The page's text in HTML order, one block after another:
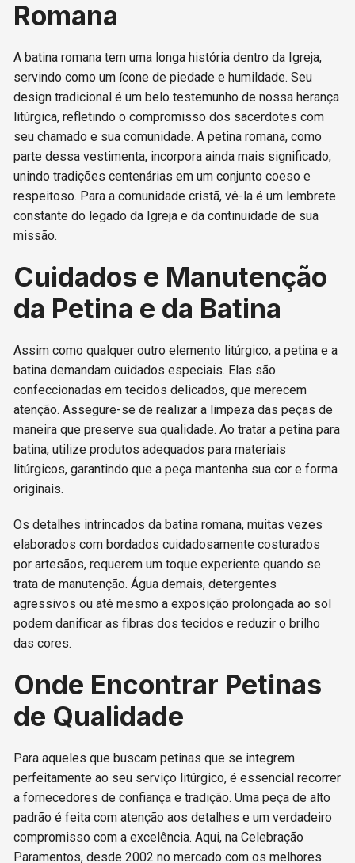
Romana
A batina romana tem uma longa história dentro da Igreja,
servindo como um ícone de piedade e humildade. Seu
design tradicional é um belo testemunho de nossa herança
litúrgica, refletindo o compromisso dos sacerdotes com
seu chamado e sua comunidade. A petina romana, como
parte dessa vestimenta, incorpora ainda mais significado,
unindo tradições centenárias em um conjunto coeso e
respeitoso. Para a comunidade cristã, vê-la é um lembrete
constante do legado da Igreja e da continuidade de sua
missão.
Cuidados e Manutenção
da Petina e da Batina
Assim como qualquer outro elemento litúrgico, a petina e a
batina demandam cuidados especiais. Elas são
confeccionadas em tecidos delicados, que merecem
atenção. Assegure-se de realizar a limpeza das peças de
maneira que preserve sua qualidade. Ao tratar a petina para
batina, utilize produtos adequados para materiais
litúrgicos, garantindo que a peça mantenha sua cor e forma
originais.
Os detalhes intrincados da batina romana, muitas vezes
elaborados com bordados cuidadosamente costurados
por artesãos, requerem um toque experiente quando se
trata de manutenção. Água demais, detergentes
agressivos ou até mesmo a exposição prolongada ao sol
podem danificar as fibras dos tecidos e reduzir o brilho
das cores.
Onde Encontrar Petinas
de Qualidade
Para aqueles que buscam petinas que se integrem
perfeitamente ao seu serviço litúrgico, é essencial recorrer
a fornecedores de confiança e tradição. Uma peça de alto
padrão é feita com atenção aos detalhes e um verdadeiro
compromisso com a excelência. Aqui, na Celebração
Paramentos, desde 2002 no mercado com os melhores